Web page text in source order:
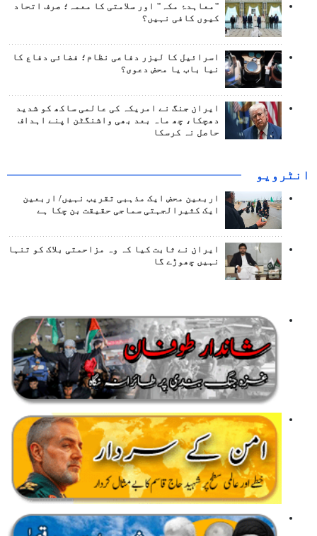
"معاہدۂ مکہ" اور سلامتی کا معمہ؛ صرف اتحاد
کیوں کافی نہیں؟
اسرائیل کا لیزر دفاعی نظام؛ فضائی دفاع کا
نیا باب یا محض دعوی؟
ایران جنگ نے امریکہ کی عالمی ساکھ کو شدید
دھچکا، چھ ماہ بعد بھی واشنگٹن اپنے اہداف
حاصل نہ کرسکا
انٹرويو
اربعین محض ایک مذہبی تقریب نہیں/ اربعین
ایک کثیرالجہتی سماجی حقیقت بن چکا ہے
ایران نے ثابت کیا کہ وہ مزاحمتی بلاک کو تنہا
نہیں چھوڑے گا